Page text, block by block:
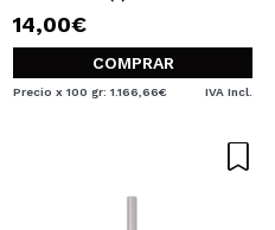
14,00€
COMPRAR
Precio x 100 gr: 1.166,66€ IVA Incl.